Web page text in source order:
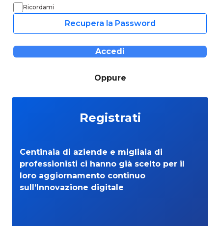
Ricordami
Recupera la Password
Accedi
Oppure
Registrati
Centinaia di aziende e migliaia di
professionisti ci hanno già scelto per il
loro aggiornamento continuo
sull’Innovazione digitale